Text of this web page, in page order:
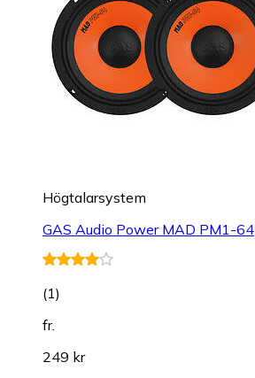
Högtalarsystem
GAS Audio Power MAD PM1-64
(1)
fr.
249 kr